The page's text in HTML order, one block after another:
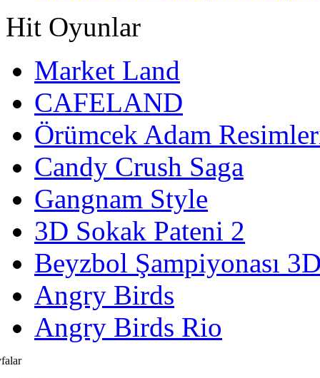
Hit Oyunlar
Market Land
CAFELAND
Örümcek Adam
Candy Crush Saga
Gangnam Style
3D Sokak Pateni 2
Beyzbol Şampiyonası
Angry Birds
Angry Birds Rio